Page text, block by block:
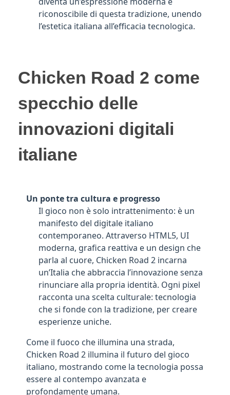
riconoscibile di questa tradizione, unendo
l’estetica italiana all’efficacia tecnologica.
Chicken Road 2 come
specchio delle
innovazioni digitali
italiane
Un ponte tra cultura e progresso
Il gioco non è solo intrattenimento: è un
manifesto del digitale italiano
contemporaneo. Attraverso HTML5, UI
moderna, grafica reattiva e un design che
parla al cuore, Chicken Road 2 incarna
un’Italia che abbraccia l’innovazione senza
rinunciare alla propria identità. Ogni pixel
racconta una scelta culturale: tecnologia
che si fonde con la tradizione, per creare
esperienze uniche.
Come il fuoco che illumina una strada,
Chicken Road 2 illumina il futuro del gioco
italiano, mostrando come la tecnologia possa
essere al contempo avanzata e
profondamente umana.